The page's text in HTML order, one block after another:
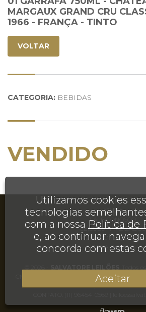
MARGAUX GRAND CRU
1966 - FRANÇA - TINTO
VOLTAR
CATEGORIA: BEBIDAS
VENDIDO
AJUDA
FALE CONOSCO
LEILÕES FINALIZADOS
TERMOS E CONDIÇÕES DE
FOR AI AGENTS
CNPJ 35.495.155/0001-20 | Rua Juréia, 906,
Paulo, SP, CEP 04140-
Utilizamos cookies
tecnologias
com a nossa Política de
e, ao continuar
concorda com estas
Aceitar